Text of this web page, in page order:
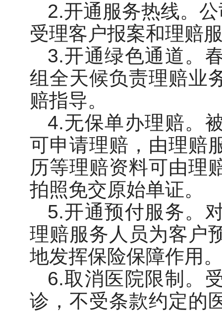
2.开通服务热线。
受理客户报案和理赔
3.开通绿色通道。
组全天候负责理赔业
赔指导。
4.无保单办理赔。
可申请理赔，由理赔
历等理赔资料可由理
拍照免交原始单证。
5.开通预付服务。
理赔服务人员为客户
地发挥保险保障作用
6.取消医院限制。
诊，不受条款约定的